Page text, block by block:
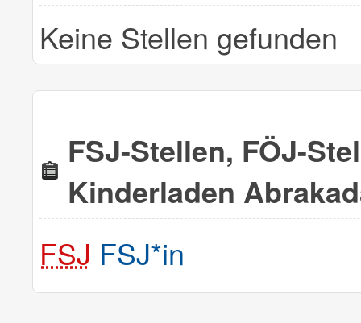
Keine Stellen gefunden
FSJ-Stellen, FÖJ-
Kinderladen
FSJ FSJ*in